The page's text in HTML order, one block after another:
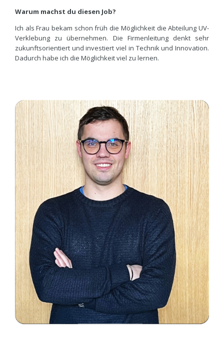
Warum machst du diesen Job?
Ich als Frau bekam schon früh die Möglichkeit die Abteilung UV-
Verklebung zu übernehmen. Die Firmenleitung denkt sehr
zukunftsorientiert und investiert viel in Technik und Innovation.
Dadurch habe ich die Möglichkeit viel zu lernen.